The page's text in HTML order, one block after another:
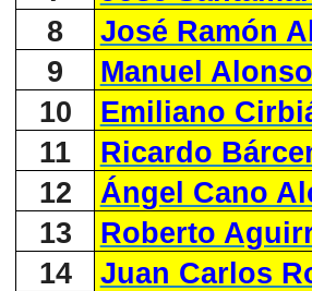
8
José Ramón
9
Manuel
10
Emiliano
11
Ricardo
12
Ángel Cano
13
Roberto
14
Juan Carlos